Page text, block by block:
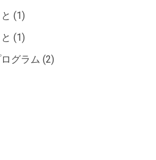
(1)
(1)
グラム (2)